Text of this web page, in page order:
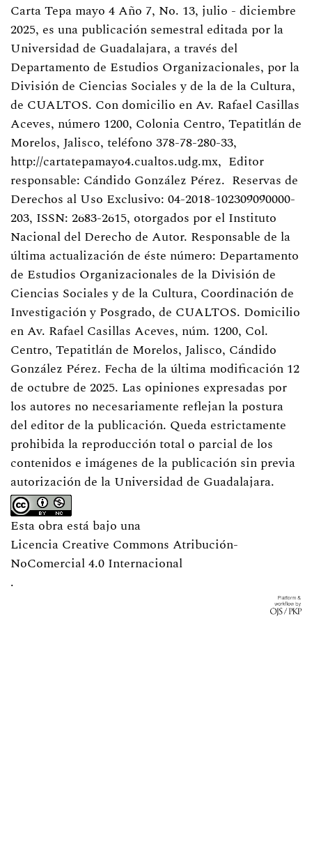
Carta Tepa mayo 4 Año 7, No. 13, julio - diciembre
2025, es una publicación semestral editada por la
Universidad de Guadalajara, a través del
Departamento de Estudios Organizacionales, por la
División de Ciencias Sociales y de la de la Cultura,
de CUALTOS. Con domicilio en Av. Rafael Casillas
Aceves, número 1200, Colonia Centro, Tepatitlán de
Morelos, Jalisco, teléfono 378-78-280-33,
http://cartatepamayo4.cualtos.udg.mx, Editor
responsable: Cándido González Pérez. Reservas de
Derechos al Uso Exclusivo: 04-2018-102309090000-
203, ISSN: 2683-2615, otorgados por el Instituto
Nacional del Derecho de Autor. Responsable de la
última actualización de éste número: Departamento
de Estudios Organizacionales de la División de
Ciencias Sociales y de la Cultura, Coordinación de
Investigación y Posgrado, de CUALTOS. Domicilio
en Av. Rafael Casillas Aceves, núm. 1200, Col.
Centro, Tepatitlán de Morelos, Jalisco, Cándido
González Pérez. Fecha de la última modificación 12
de octubre de 2025. Las opiniones expresadas por
los autores no necesariamente reflejan la postura
del editor de la publicación. Queda estrictamente
prohibida la reproducción total o parcial de los
contenidos e imágenes de la publicación sin previa
autorización de la Universidad de Guadalajara.
Esta obra está bajo una
Licencia Creative Commons Atribución-
NoComercial 4.0 Internacional
.